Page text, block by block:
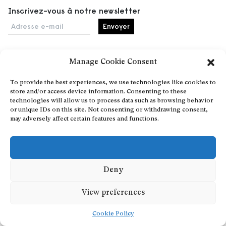
Manage Cookie Consent
To provide the best experiences, we use technologies like cookies to
store and/or access device information. Consenting to these
technologies will allow us to process data such as browsing behavior
or unique IDs on this site. Not consenting or withdrawing consent,
may adversely affect certain features and functions.
Deny
View preferences
Cookie Policy
Inscrivez-vous à notre newsletter
Adresse e-mail
Événements
À propos
Partenaires
Conditions générales
Confidentialité et cookies
Communiquer votre événement